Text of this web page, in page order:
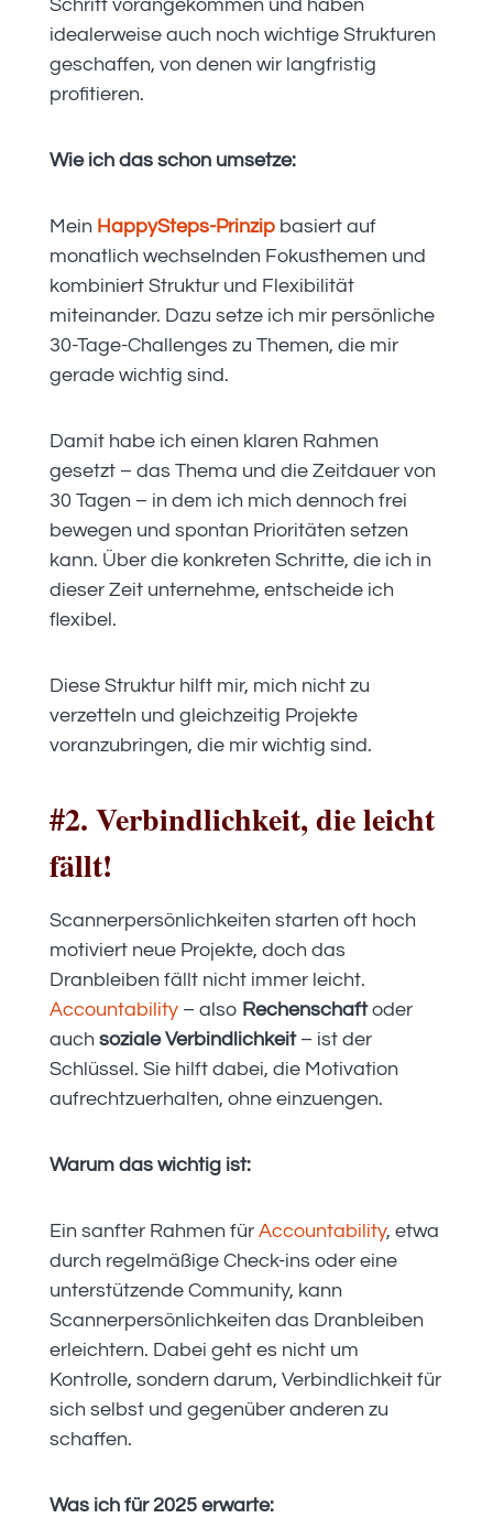
Schritt vorangekommen und haben
idealerweise auch noch wichtige Strukturen
geschaffen, von denen wir langfristig
profitieren.
Wie ich das schon umsetze:
Mein HappySteps-Prinzipbasiert auf
monatlich wechselnden Fokusthemen und
kombiniert Struktur und Flexibilität
miteinander. Dazu setze ich mir persönliche
30-Tage-Challenges zu Themen, die mir
gerade wichtig sind.
Damit habe ich einen klaren Rahmen
gesetzt – das Thema und die Zeitdauer von
30 Tagen – in dem ich mich dennoch frei
bewegen und spontan Prioritäten setzen
kann. Über die konkreten Schritte, die ich in
dieser Zeit unternehme, entscheide ich
flexibel.
Diese Struktur hilft mir, mich nicht zu
verzetteln und gleichzeitig Projekte
voranzubringen, die mir wichtig sind.
#2. Verbindlichkeit, die leicht
fällt!
Scannerpersönlichkeiten starten oft hoch
motiviert neue Projekte, doch das
Dranbleiben fällt nicht immer leicht.
Accountability– also Rechenschaftoder
auch soziale Verbindlichkeit– ist der
Schlüssel. Sie hilft dabei, die Motivation
aufrechtzuerhalten, ohne einzuengen.
Warum das wichtig ist:
Ein sanfter Rahmen fürAccountability, etwa
durch regelmäßige Check-ins oder eine
unterstützende Community, kann
Scannerpersönlichkeiten das Dranbleiben
erleichtern. Dabei geht es nicht um
Kontrolle, sondern darum, Verbindlichkeit für
sich selbst und gegenüber anderen zu
schaffen.
Was ich für 2025 erwarte: